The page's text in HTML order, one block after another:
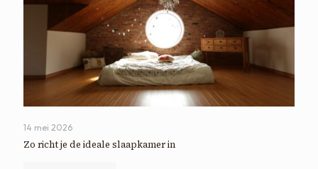
14 mei 2026
Zo richt je de ideale slaapkamer in